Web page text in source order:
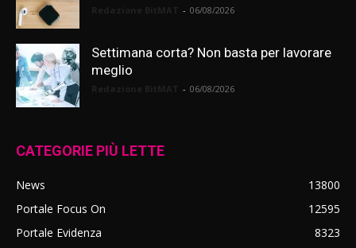
- 06/08/2026
Settimana corta? Non basta per lavorare
meglio
- 06/08/2026
CATEGORIE PIÙ LETTE
News
13800
Portale Focus On
12595
Portale Evidenza
8323